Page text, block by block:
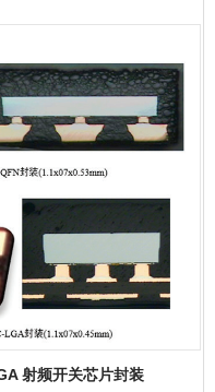
射频开关芯片封装